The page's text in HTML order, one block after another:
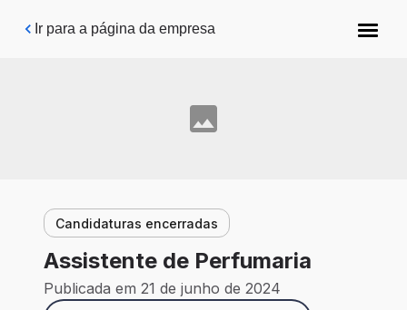
Pular para o conteúdo principal
Ir para a página da empresa
Candidaturas encerradas
Assistente de Perfumaria
Publicada em 21 de junho de 2024